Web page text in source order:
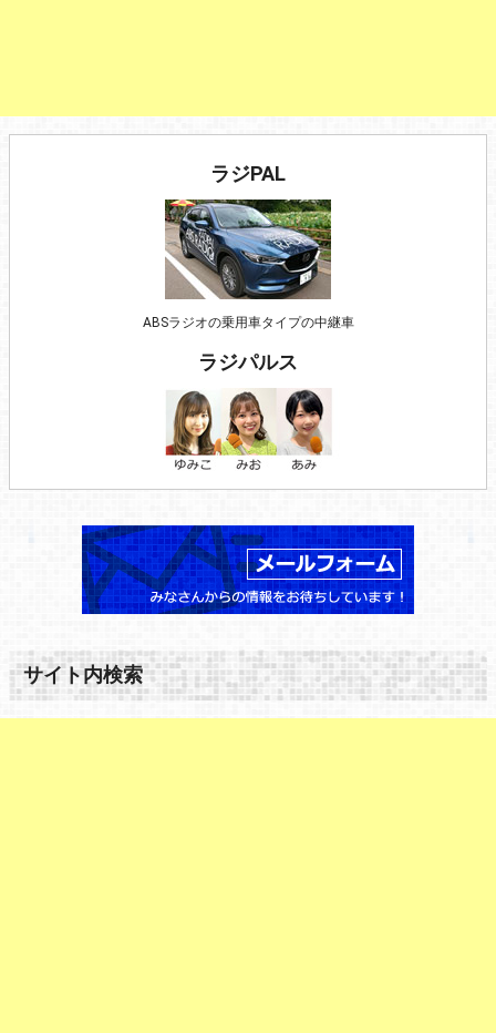
ラジPAL
ABSラジオの乗用車タイプの中継車
ラジパルス
サイト内検索